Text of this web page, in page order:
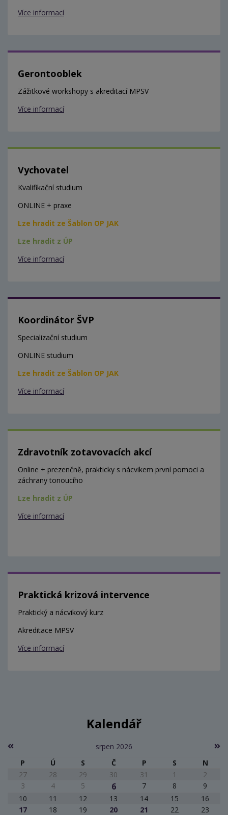
Více informací
Gerontooblek
Zážitkové workshopy s akreditací MPSV
Více informací
Vychovatel
Kvalifikační studium
ONLINE + praxe
Lze hradit ze Šablon OP JAK
Lze hradit z ÚP
Více informací
Koordinátor ŠVP
Specializační studium
ONLINE studium
Lze hradit ze Šablon OP JAK
Více informací
Zdravotník zotavovacích akcí
Online + prezenčně, prakticky s nácvikem první pomoci a
záchrany tonoucího
Lze hradit z ÚP
Více informací
Praktická krizová intervence
Praktický a nácvikový kurz
Akreditace MPSV
Více informací
Kalendář
srpen 2026
P
Ú S Č P S
N
27
28 29 30 31 1
2
3
4 5 6 7 8
9
10
11 12 13 14 15
16
17
18 19 20 21 22
23